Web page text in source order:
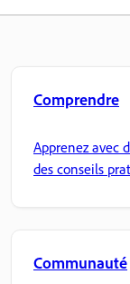
Comprendre
Apprenez avec
des conseils
Communauté